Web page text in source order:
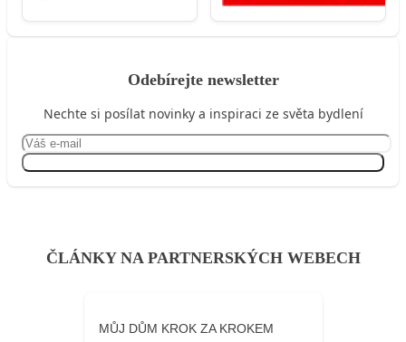
Odebírejte newsletter
Nechte si posílat novinky a inspiraci ze světa bydlení
ČLÁNKY NA PARTNERSKÝCH WEBECH
MŮJ DŮM KROK ZA KROKEM